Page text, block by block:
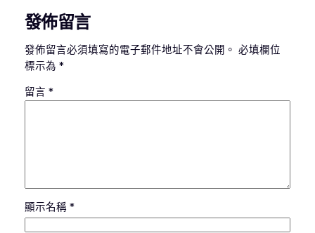
發佈留言
發佈留言必須填寫的電子郵件地址不會公開。 必填欄位
標示為 *
留言 *
顯示名稱 *